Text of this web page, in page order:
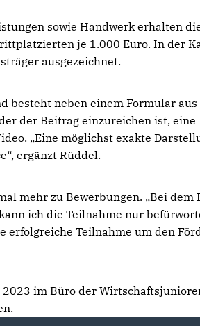
sowie Handwerk erhalten
je 1.000 Euro. In der
ausgezeichnet.
besteht neben einem Formular
der Beitrag einzureichen ist,
„Eine möglichst exakte
ergänzt Rüddel.
mehr zu Bewerbungen. „Bei dem
ich die Teilnahme nur
erfolgreiche Teilnahme um den
im Büro der